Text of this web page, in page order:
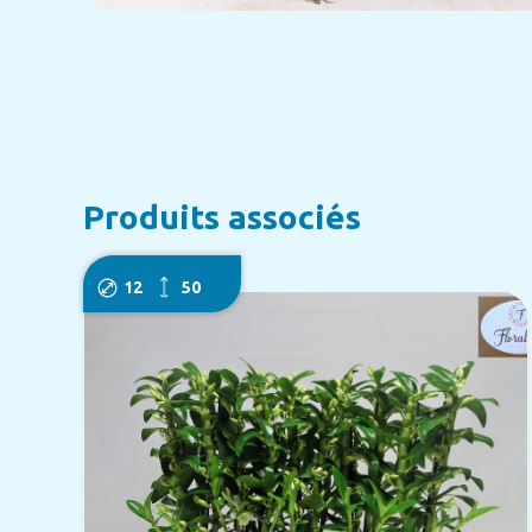
Produits associés
12 50